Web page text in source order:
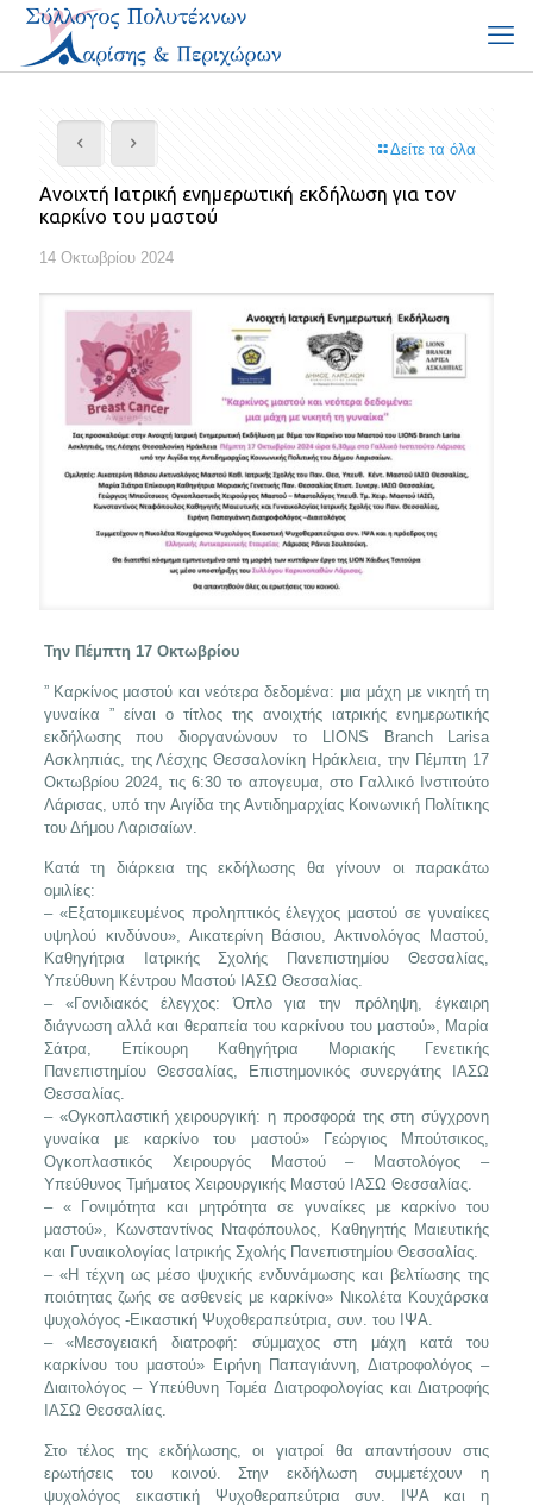
Δείτε τα όλα
Ανοιχτή Ιατρική ενημερωτική εκδήλωση για τον
καρκίνο του μαστού
14 Οκτωβρίου 2024
Την Πέμπτη 17 Οκτωβρίου
” Καρκίνος μαστού και νεότερα δεδομένα: μια μάχη με νικητή τη
γυναίκα ” είναι ο τίτλος της ανοιχτής ιατρικής ενημερωτικής
εκδήλωσης που διοργανώνουν το LIONS Branch Larisa
Ασκληπιάς, της Λέσχης Θεσσαλονίκη Ηράκλεια, την Πέμπτη 17
Οκτωβρίου 2024, τις 6:30 το απογευμα, στο Γαλλικό Ινστιτούτο
Λάρισας, υπό την Αιγίδα της Αντιδημαρχίας Κοινωνική Πολίτικης
του Δήμου Λαρισαίων.
Κατά τη διάρκεια της εκδήλωσης θα γίνουν οι παρακάτω
ομιλίες:
– «Εξατομικευμένος προληπτικός έλεγχος μαστού σε γυναίκες
υψηλού κινδύνου», Αικατερίνη Βάσιου, Ακτινολόγος Μαστού,
Καθηγήτρια Ιατρικής Σχολής Πανεπιστημίου Θεσσαλίας,
Υπεύθυνη Κέντρου Μαστού ΙΑΣΩ Θεσσαλίας.
– «Γονιδιακός έλεγχος: Όπλο για την πρόληψη, έγκαιρη
διάγνωση αλλά και θεραπεία του καρκίνου του μαστού», Μαρία
Σάτρα, Επίκουρη Καθηγήτρια Μοριακής Γενετικής
Πανεπιστημίου Θεσσαλίας, Επιστημονικός συνεργάτης ΙΑΣΩ
Θεσσαλίας.
– «Ογκοπλαστική χειρουργική: η προσφορά της στη σύγχρονη
γυναίκα με καρκίνο του μαστού» Γεώργιος Μπούτσικος,
Ογκοπλαστικός Χειρουργός Μαστού – Μαστολόγος –
Υπεύθυνος Τμήματος Χειρουργικής Μαστού ΙΑΣΩ Θεσσαλίας.
– « Γονιμότητα και μητρότητα σε γυναίκες με καρκίνο του
μαστού», Κωνσταντίνος Νταφόπουλος, Καθηγητής Μαιευτικής
και Γυναικολογίας Ιατρικής Σχολής Πανεπιστημίου Θεσσαλίας.
– «Η τέχνη ως μέσο ψυχικής ενδυνάμωσης και βελτίωσης της
ποιότητας ζωής σε ασθενείς με καρκίνο» Νικολέτα Κουχάρσκα
ψυχολόγος -Εικαστική Ψυχοθεραπεύτρια, συν. του ΙΨΑ.
– «Μεσογειακή διατροφή: σύμμαχος στη μάχη κατά του
καρκίνου του μαστού» Ειρήνη Παπαγιάννη, Διατροφολόγος –
Διαιτολόγος – Υπεύθυνη Τομέα Διατροφολογίας και Διατροφής
ΙΑΣΩ Θεσσαλίας.
Στο τέλος της εκδήλωσης, οι γιατροί θα απαντήσουν στις
ερωτήσεις του κοινού. Στην εκδήλωση συμμετέχουν η
ψυχολόγος εικαστική Ψυχοθεραπεύτρια συν. ΙΨΑ και η